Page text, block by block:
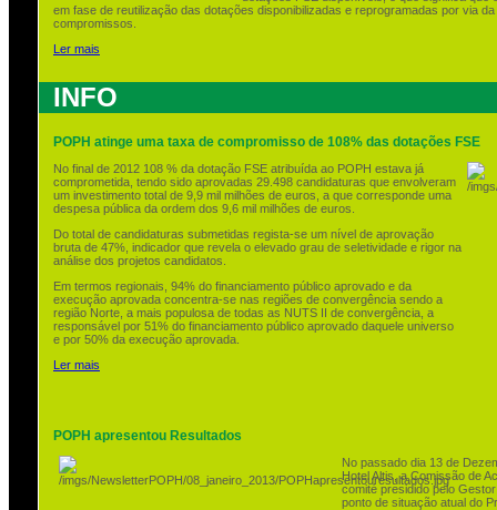
em fase de reutilização das dotações disponibilizadas e reprogramadas por via
compromissos.
Ler mais
INFO
POPH atinge uma taxa de compromisso de 108% das dotações FSE
No final de 2012 108 % da dotação FSE atribuída ao POPH estava já
comprometida, tendo sido aprovadas 29.498 candidaturas que envolveram
um investimento total de 9,9 mil milhões de euros, a que corresponde uma
despesa pública da ordem dos 9,6 mil milhões de euros.
Do total de candidaturas submetidas regista-se um nível de aprovação
bruta de 47%, indicador que revela o elevado grau de seletividade e rigor na
análise dos projetos candidatos.
Em termos regionais, 94% do financiamento público aprovado e da
execução aprovada concentra-se nas regiões de convergência sendo a
região Norte, a mais populosa de todas as NUTS II de convergência, a
responsável por 51% do financiamento público aprovado daquele universo
e por 50% da execução aprovada.
Ler mais
POPH apresentou Resultados
No passado dia 13 de
Hotel Altis, a Comissão de
comité presidido pelo
ponto de situação atual do